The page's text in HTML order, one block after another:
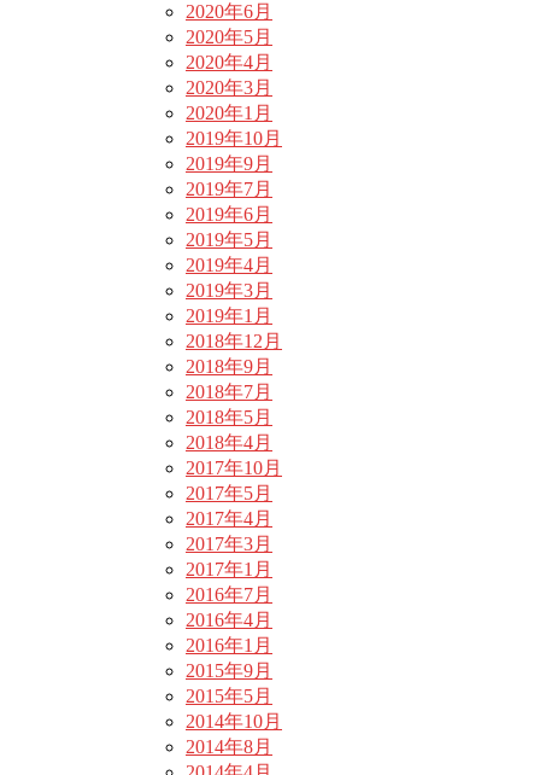
2020年6月
2020年5月
2020年4月
2020年3月
2020年1月
2019年10月
2019年9月
2019年7月
2019年6月
2019年5月
2019年4月
2019年3月
2019年1月
2018年12月
2018年9月
2018年7月
2018年5月
2018年4月
2017年10月
2017年5月
2017年4月
2017年3月
2017年1月
2016年7月
2016年4月
2016年1月
2015年9月
2015年5月
2014年10月
2014年8月